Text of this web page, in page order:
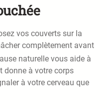
vos couverts sur la
complètement avant
naturelle vous aide à
donne à votre corps
à votre cerveau que